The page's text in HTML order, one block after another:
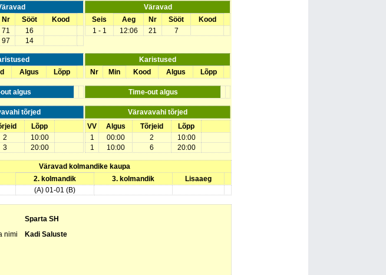
Nr Sööt
Kood
71
16
97 14
Väravad
Seis
Aeg Nr Sööt
Kood
1 - 1
12:06 21 7
Algus Lõpp
Karistused
Nr
Min Kood Algus Lõpp
algus Time-out algus
tõrjed
Väravavahi tõrjed
Lõpp
2
10:00
3 20:00
VV Algus Tõrjeid
Lõpp
1
00:00 2
10:00
1
10:00 6 20:00
Väravad kolmandike kaupa
2. kolmandik 3. kolmandik
Lisaaeg
(A) 01-01 (B)
Sparta SH
nimi
Kadi Saluste